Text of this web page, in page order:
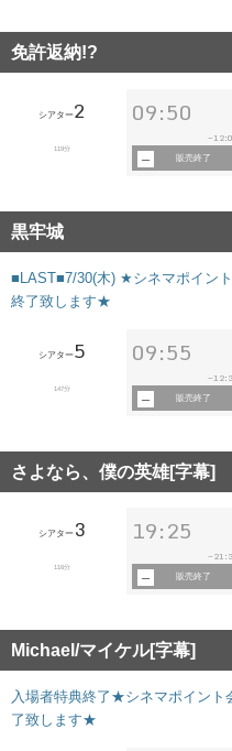
免許返納!?
シアター2
119分
09:50
~
販売終了
黒牢城
■LAST■7/30(木) ★シネマポイン
終了致します★
シアター5
147分
09:55
~
販売終了
さよなら、僕の英雄[字幕]
シアター 3
116分
19:25
~
販売終了
Michael/マイケル[字幕]
入場者特典終了★シネマポイント
了致します★